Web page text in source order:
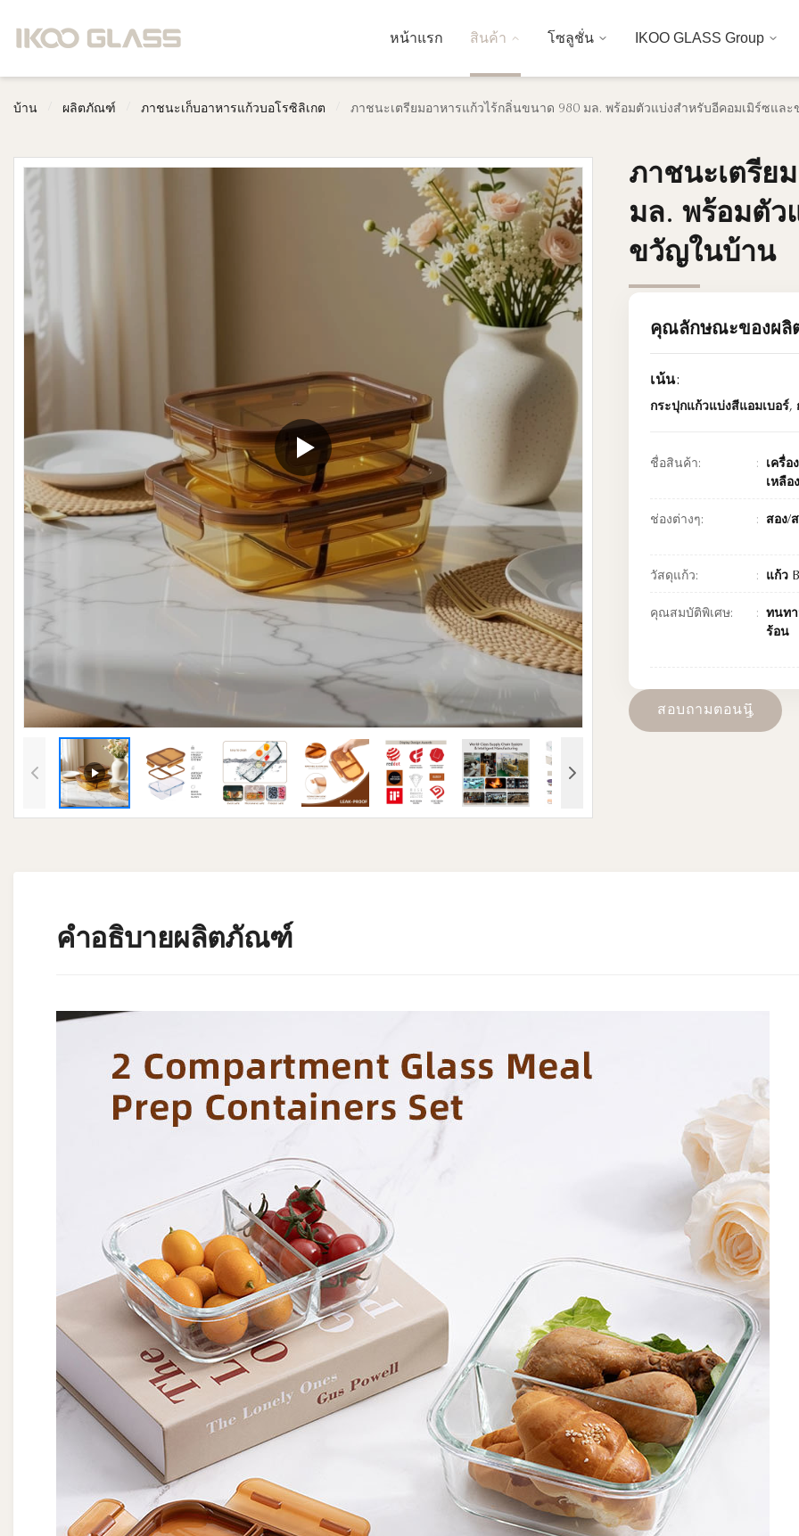
หน้าแรก สินค้า โซลูชั่น IKOO GLASS Group
บ้าน ผลิตภัณฑ์ ภาชนะเก็บอาหารแก้วบอโรซิลิเกต ภาชนะเตรียมอาหารแก้วไร้กลิ่นขนาด 980 มล. พร้อมตัวแบ่งสำหรับอีคอมเมิร์ซแล
ภาชนะเตรีย
มล. พร้อมตัว
ขวัญในบ้าน
ภาชนะเตรีย
มล. พร้อมตัว
ขวัญในบ้าน
คุณลักษณะของผ
เน้น:
กระปุกแก้วแบ่งสีแอมเบอร์,
ชื่อสินค้า:
เครื่อ
เหลือ
ช่องต่างๆ: สอง/
วัสดุแก้ว: แก้ว
คุณสมบัติพิเศษ:
ทนท
ร้อน
สอบถามตอนน
คำอธิบายผลิตภัณฑ์